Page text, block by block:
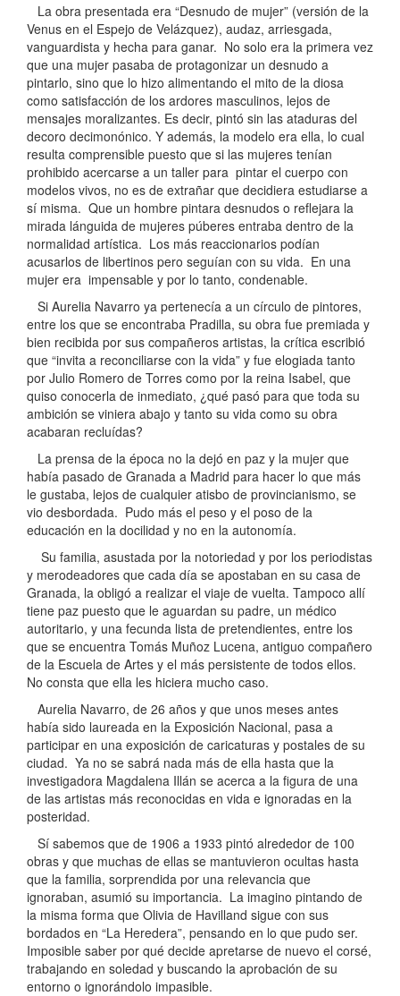
La obra presentada era “Desnudo de mujer” (versión de la
Venus en el Espejo de Velázquez), audaz, arriesgada,
vanguardista y hecha para ganar. No solo era la primera vez
que una mujer pasaba de protagonizar un desnudo a
pintarlo, sino que lo hizo alimentando el mito de la diosa
como satisfacción de los ardores masculinos, lejos de
mensajes moralizantes. Es decir, pintó sin las ataduras del
decoro decimonónico. Y además, la modelo era ella, lo cual
resulta comprensible puesto que si las mujeres tenían
prohibido acercarse a un taller para pintar el cuerpo con
modelos vivos, no es de extrañar que decidiera estudiarse a
sí misma. Que un hombre pintara desnudos o reflejara la
mirada lánguida de mujeres púberes entraba dentro de la
normalidad artística. Los más reaccionarios podían
acusarlos de libertinos pero seguían con su vida. En una
mujer era impensable y por lo tanto, condenable.
Si Aurelia Navarro ya pertenecía a un círculo de pintores,
entre los que se encontraba Pradilla, su obra fue premiada y
bien recibida por sus compañeros artistas, la crítica escribió
que “invita a reconciliarse con la vida” y fue elogiada tanto
por Julio Romero de Torres como por la reina Isabel, que
quiso conocerla de inmediato, ¿qué pasó para que toda su
ambición se viniera abajo y tanto su vida como su obra
acabaran recluídas?
La prensa de la época no la dejó en paz y la mujer que
había pasado de Granada a Madrid para hacer lo que más
le gustaba, lejos de cualquier atisbo de provincianismo, se
vio desbordada. Pudo más el peso y el poso de la
educación en la docilidad y no en la autonomía.
Su familia, asustada por la notoriedad y por los periodistas
y merodeadores que cada día se apostaban en su casa de
Granada, la obligó a realizar el viaje de vuelta. Tampoco allí
tiene paz puesto que le aguardan su padre, un médico
autoritario, y una fecunda lista de pretendientes, entre los
que se encuentra Tomás Muñoz Lucena, antiguo compañero
de la Escuela de Artes y el más persistente de todos ellos.
No consta que ella les hiciera mucho caso.
Aurelia Navarro, de 26 años y que unos meses antes
había sido laureada en la Exposición Nacional, pasa a
participar en una exposición de caricaturas y postales de su
ciudad. Ya no se sabrá nada más de ella hasta que la
investigadora Magdalena Illán se acerca a la figura de una
de las artistas más reconocidas en vida e ignoradas en la
posteridad.
Sí sabemos que de 1906 a 1933 pintó alrededor de 100
obras y que muchas de ellas se mantuvieron ocultas hasta
que la familia, sorprendida por una relevancia que
ignoraban, asumió su importancia. La imagino pintando de
la misma forma que Olivia de Havilland sigue con sus
bordados en “La Heredera”, pensando en lo que pudo ser.
Imposible saber por qué decide apretarse de nuevo el corsé,
trabajando en soledad y buscando la aprobación de su
entorno o ignorándolo impasible.